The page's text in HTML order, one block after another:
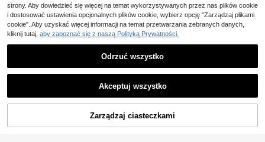
KUP TERAZ DODAJ DO KOSZYKA
strony. Aby dowiedzieć się więcej na temat wykorzystywanych przez nas plików cookie
i dostosować ustawienia opcjonalnych plików cookie, wybierz opcję "Zarządzaj plikami
cookie". Aby uzyskać więcej informacji na temat przetwarzania zebranych danych,
kliknij tutaj, aby zapoznać się z naszą Polityką Prywatności.
Odrzuć wszystko
Akceptuj wszystko
Zarządzaj ciasteczkami